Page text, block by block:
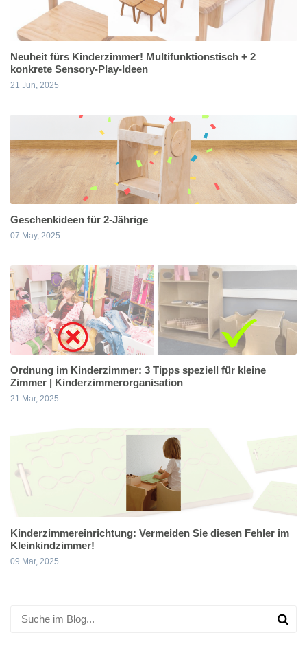
Neuheit fürs Kinderzimmer! Multifunktionstisch + 2
konkrete Sensory-Play-Ideen
21 Jun, 2025
Geschenkideen für 2-Jährige
07 May, 2025
Ordnung im Kinderzimmer: 3 Tipps speziell für kleine
Zimmer | Kinderzimmerorganisation
21 Mar, 2025
Kinderzimmereinrichtung: Vermeiden Sie diesen Fehler im
Kleinkindzimmer!
09 Mar, 2025